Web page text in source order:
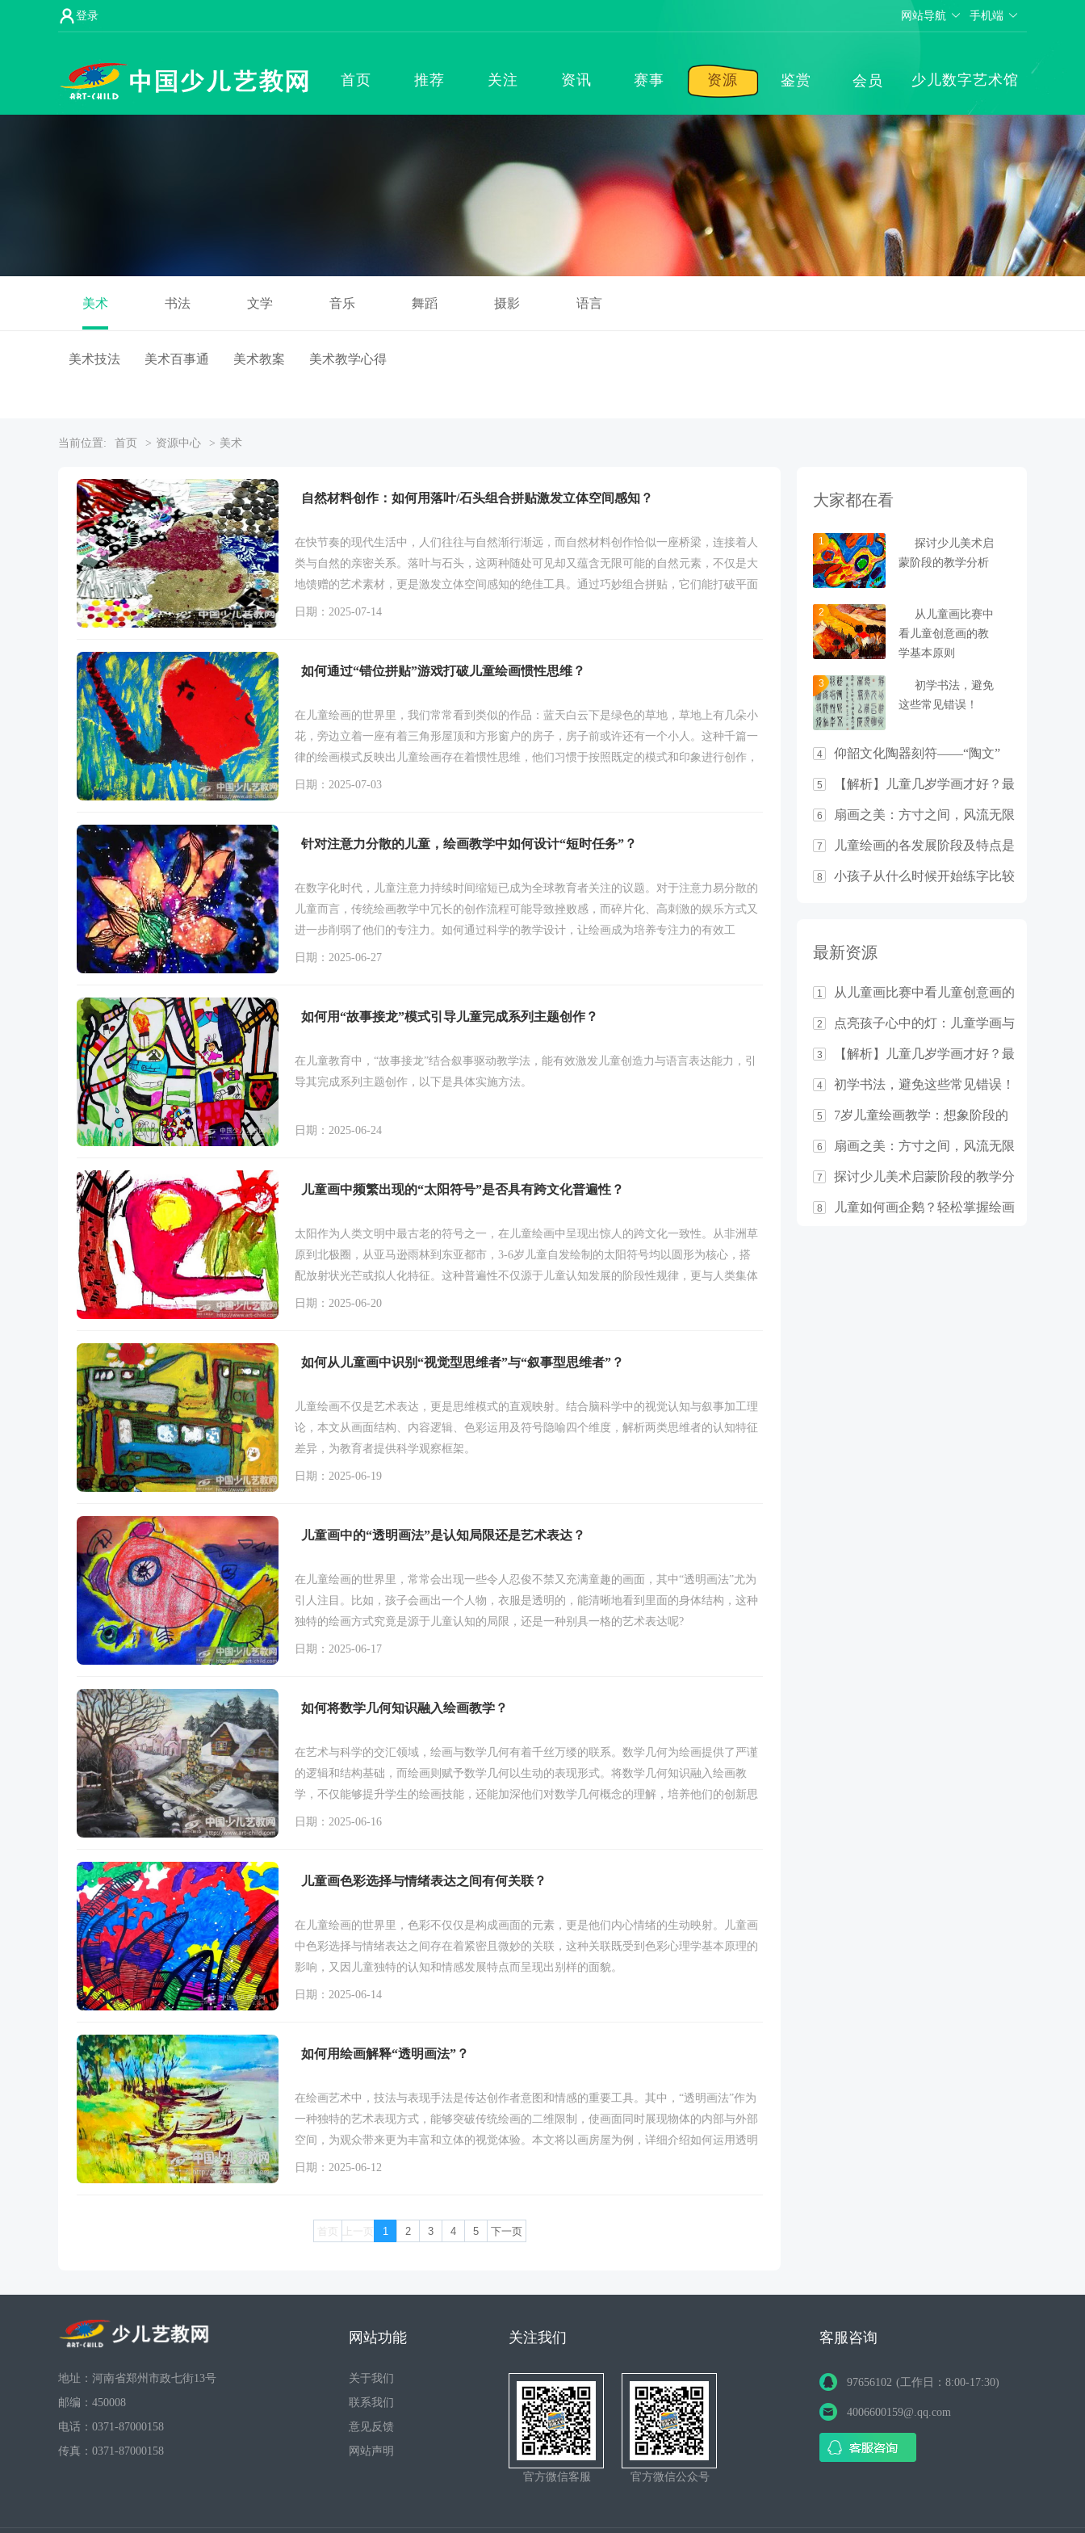
登录 网站导航 手机端
首页 推荐 关注 资讯 赛事 资源 鉴赏 会员 少儿数字艺术馆
美术 书法 文学 音乐 舞蹈 摄影 语言
美术技法 美术百事通 美术教案 美术教学心得
当前位置: 首页 > 资源中心 > 美术
自然材料创作：如何用落叶/石头组合拼贴激发立体空间感知？
在快节奏的现代生活中，人们往往与自然渐行渐远，而自然材料创作恰似一座桥梁，连接着人
类与自然的亲密关系。落叶与石头，这两种随处可见却又蕴含无限可能的自然元素，不仅是大
地馈赠的艺术素材，更是激发立体空间感知的绝佳工具。通过巧妙组合拼贴，它们能打破平面
界限，构建出层次丰富、充满生命力的立体艺术世界，让创作者在触摸自然质感的同时，深度
日期：2025-07-14
如何通过“错位拼贴”游戏打破儿童绘画惯性思维？
在儿童绘画的世界里，我们常常看到类似的作品：蓝天白云下是绿色的草地，草地上有几朵小
花，旁边立着一座有着三角形屋顶和方形窗户的房子，房子前或许还有一个小人。这种千篇一
律的绘画模式反映出儿童绘画存在着惯性思维，他们习惯于按照既定的模式和印象进行创作，
缺乏独特的想象力和创造力。而“错位拼贴”游戏作为一种创新的教学方法，能够有效地打破这
日期：2025-07-03
针对注意力分散的儿童，绘画教学中如何设计“短时任务”？
在数字化时代，儿童注意力持续时间缩短已成为全球教育者关注的议题。对于注意力易分散的
儿童而言，传统绘画教学中冗长的创作流程可能导致挫败感，而碎片化、高刺激的娱乐方式又
进一步削弱了他们的专注力。如何通过科学的教学设计，让绘画成为培养专注力的有效工
具?“短时任务”模式为此提供了破局思路——通过拆解目标、设置明确时间节点与趣味激励机
日期：2025-06-27
如何用“故事接龙”模式引导儿童完成系列主题创作？
在儿童教育中，“故事接龙”结合叙事驱动教学法，能有效激发儿童创造力与语言表达能力，引
导其完成系列主题创作，以下是具体实施方法。
日期：2025-06-24
儿童画中频繁出现的“太阳符号”是否具有跨文化普遍性？
太阳作为人类文明中最古老的符号之一，在儿童绘画中呈现出惊人的跨文化一致性。从非洲草
原到北极圈，从亚马逊雨林到东亚都市，3-6岁儿童自发绘制的太阳符号均以圆形为核心，搭
配放射状光芒或拟人化特征。这种普遍性不仅源于儿童认知发展的阶段性规律，更与人类集体
潜意识中的太阳原型密切相关。本文将从符号学、心理学及跨文化研究视角，解析儿童画中太
日期：2025-06-20
如何从儿童画中识别“视觉型思维者”与“叙事型思维者”？
儿童绘画不仅是艺术表达，更是思维模式的直观映射。结合脑科学中的视觉认知与叙事加工理
论，本文从画面结构、内容逻辑、色彩运用及符号隐喻四个维度，解析两类思维者的认知特征
差异，为教育者提供科学观察框架。
日期：2025-06-19
儿童画中的“透明画法”是认知局限还是艺术表达？
在儿童绘画的世界里，常常会出现一些令人忍俊不禁又充满童趣的画面，其中“透明画法”尤为
引人注目。比如，孩子会画出一个人物，衣服是透明的，能清晰地看到里面的身体结构，这种
独特的绘画方式究竟是源于儿童认知的局限，还是一种别具一格的艺术表达呢?
日期：2025-06-17
如何将数学几何知识融入绘画教学？
在艺术与科学的交汇领域，绘画与数学几何有着千丝万缕的联系。数学几何为绘画提供了严谨
的逻辑和结构基础，而绘画则赋予数学几何以生动的表现形式。将数学几何知识融入绘画教
学，不仅能够提升学生的绘画技能，还能加深他们对数学几何概念的理解，培养他们的创新思
维和综合素养。本文将以对称图案设计为例，详细探讨如何将数学几何知识融入绘画教学。
日期：2025-06-16
儿童画色彩选择与情绪表达之间有何关联？
在儿童绘画的世界里，色彩不仅仅是构成画面的元素，更是他们内心情绪的生动映射。儿童画
中色彩选择与情绪表达之间存在着紧密且微妙的关联，这种关联既受到色彩心理学基本原理的
影响，又因儿童独特的认知和情感发展特点而呈现出别样的面貌。
日期：2025-06-14
如何用绘画解释“透明画法”？
在绘画艺术中，技法与表现手法是传达创作者意图和情感的重要工具。其中，“透明画法”作为
一种独特的艺术表现方式，能够突破传统绘画的二维限制，使画面同时展现物体的内部与外部
空间，为观众带来更为丰富和立体的视觉体验。本文将以画房屋为例，详细介绍如何运用透明
画法来同时表现房屋的内外空间。
日期：2025-06-12
首页 上一页 1 2 3 4 5 下一页
大家都在看
1
探讨少儿美术启
蒙阶段的教学分析
2
从儿童画比赛中
看儿童创意画的教
学基本原则
3
初学书法，避免
这些常见错误！
4 仰韶文化陶器刻符——“陶文”
5
【解析】儿童几岁学画才好？最
6 扇画之美：方寸之间，风流无限
7
儿童绘画的各发展阶段及特点是
8
小孩子从什么时候开始练字比较
最新资源
1
从儿童画比赛中看儿童创意画的
2
点亮孩子心中的灯：儿童学画与
3
【解析】儿童几岁学画才好？最
4 初学书法，避免这些常见错误！
5
7岁儿童绘画教学：想象阶段的
6 扇画之美：方寸之间，风流无限
7
探讨少儿美术启蒙阶段的教学分
8
儿童如何画企鹅？轻松掌握绘画
地址：河南省郑州市政七街13号
邮编：450008
电话：0371-87000158
传真：0371-87000158
网站功能
关于我们
联系我们
意见反馈
网站声明
关注我们
官方微信客服 官方微信公众号
客服咨询
97656102 (工作日：8:00-17:30)
4006600159@.qq.com